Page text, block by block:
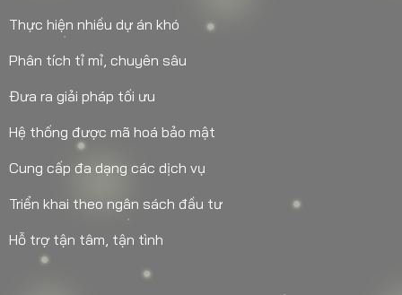
Thực hiện nhiều dự án khó
Phân tích tỉ mỉ, chuyên sâu
Đưa ra giải pháp tối ưu
Hệ thống được mã hoá bảo mật
Cung cấp đa dạng các dịch vụ
Triển khai theo ngân sách đầu tư
Hỗ trợ tận tâm, tận tình